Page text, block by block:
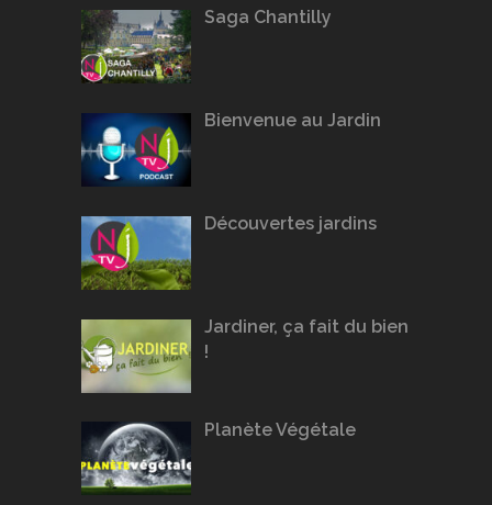
Saga Chantilly
Bienvenue au Jardin
Découvertes jardins
Jardiner, ça fait du bien
!
Planète Végétale